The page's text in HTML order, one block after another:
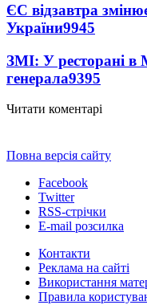
ЄС відзавтра
України9945
ЗМІ: У ресторані в
генерала9395
Читати коментарі
Повна версія сайту
Facebook
Twitter
RSS-стрічки
E-mail розсилка
Контакти
Реклама на сайті
Використання
Правила